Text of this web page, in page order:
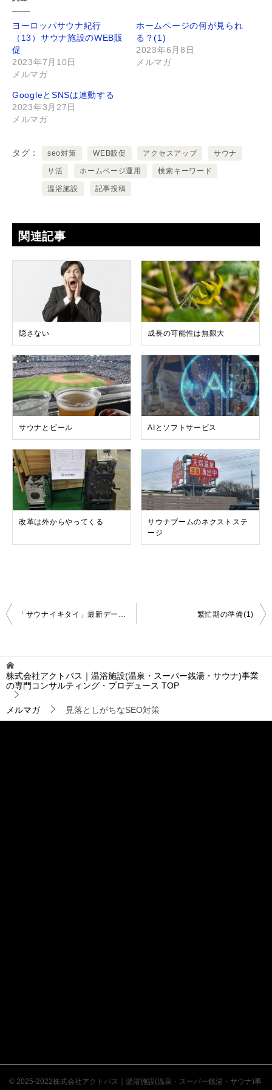
ヨーロッパサウナ紀行
（13）サウナ施設のWEB販
促
2023年7月10日
メルマガ
ホームページの何が見られ
る？(1)
2023年6月8日
メルマガ
GoogleとSNSは連動する
2023年3月27日
メルマガ
タグ seo対策 WEB販促 アクセスアップ サウナ
サ活 ホームページ運用 検索キーワード
温浴施設 記事投稿
関連記事
隠さない 成長の可能性は無限大
サウナとビール AIとソフトサービス
改革は外からやってくる
サウナブームのネクストステ
ージ
投
稿
ゲ
ー
シ
ョ
ン
「サウナイキタイ」最新データと新機能（JAPANサウナ・スパEXPO講演録） 繁忙期の準備(1)
株式会社アクトパス｜温浴施設(温泉・スーパー銭湯・サウナ)事業
の専門コンサルティング・プロデュース TOP
メルマガ 見落としがちなSEO対策
© 2025-2022株式会社アクトパス｜温浴施設(温泉・スーパー銭湯・サウナ)事